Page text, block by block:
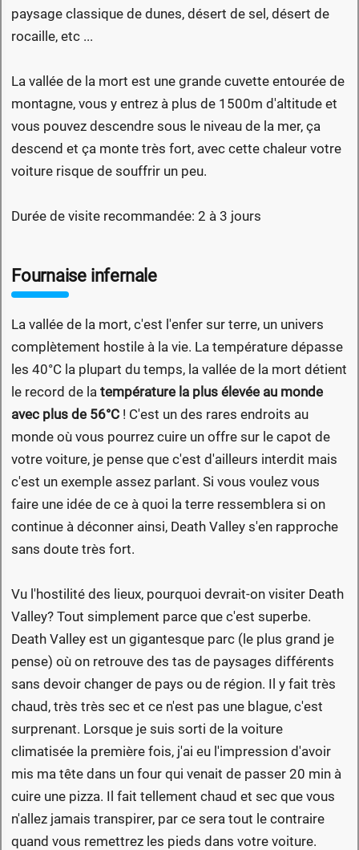
paysage classique de dunes, désert de sel, désert de
rocaille, etc ...
La vallée de la mort est une grande cuvette entourée de
montagne, vous y entrez à plus de 1500m d'altitude et
vous pouvez descendre sous le niveau de la mer, ça
descend et ça monte très fort, avec cette chaleur votre
voiture risque de souffrir un peu.
Durée de visite recommandée: 2 à 3 jours
Fournaise infernale
La vallée de la mort, c'est l'enfer sur terre, un univers
complètement hostile à la vie. La température dépasse
les 40°C la plupart du temps, la vallée de la mort détient
le record de la température la plus élevée au monde
avec plus de 56°C ! C'est un des rares endroits au
monde où vous pourrez cuire un offre sur le capot de
votre voiture, je pense que c'est d'ailleurs interdit mais
c'est un exemple assez parlant. Si vous voulez vous
faire une idée de ce à quoi la terre ressemblera si on
continue à déconner ainsi, Death Valley s'en rapproche
sans doute très fort.
Vu l'hostilité des lieux, pourquoi devrait-on visiter Death
Valley? Tout simplement parce que c'est superbe.
Death Valley est un gigantesque parc (le plus grand je
pense) où on retrouve des tas de paysages différents
sans devoir changer de pays ou de région. Il y fait très
chaud, très très sec et ce n'est pas une blague, c'est
surprenant. Lorsque je suis sorti de la voiture
climatisée la première fois, j'ai eu l'impression d'avoir
mis ma tête dans un four qui venait de passer 20 min à
cuire une pizza. Il fait tellement chaud et sec que vous
n'allez jamais transpirer, par ce sera tout le contraire
quand vous remettrez les pieds dans votre voiture.